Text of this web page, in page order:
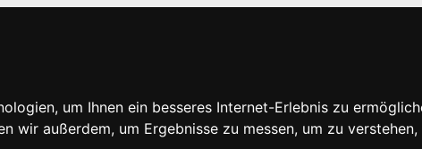
um Ihnen ein besseres Internet-Erlebnis zu
wir außerdem, um Ergebnisse zu messen, um zu